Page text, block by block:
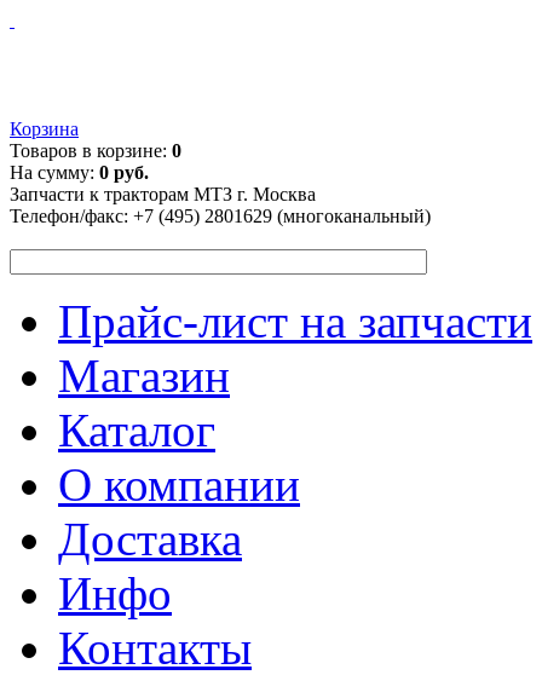
Корзина
Товаров в корзине: 0
На сумму: 0 руб.
Запчасти к тракторам МТЗ г. Москва
Телефон/факс: +7 (495) 2801629 (многоканальный)
Прайс-лист на запчасти
Магазин
Каталог
О компании
Доставка
Инфо
Контакты